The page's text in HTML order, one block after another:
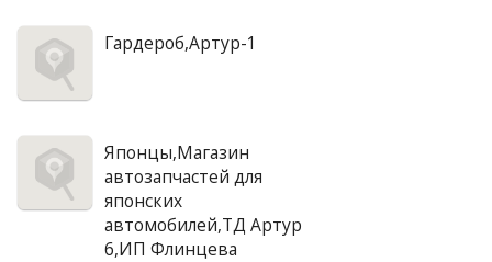
Гардероб,Артур-1
Японцы,Магазин
автозапчастей для
японских
автомобилей,ТД Артур
6,ИП Флинцева